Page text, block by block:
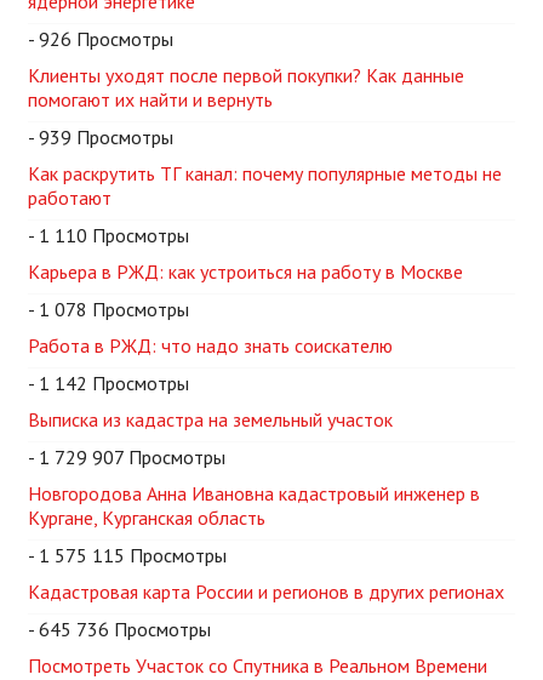
- 926 Просмотры
Клиенты уходят после первой покупки? Как данные
помогают их найти и вернуть
- 939 Просмотры
Как раскрутить ТГ канал: почему популярные методы не
работают
- 1 110 Просмотры
Карьера в РЖД: как устроиться на работу в Москве
- 1 078 Просмотры
Работа в РЖД: что надо знать соискателю
- 1 142 Просмотры
Выписка из кадастра на земельный участок
- 1 729 907 Просмотры
Новгородова Анна Ивановна кадастровый инженер в
Кургане, Курганская область
- 1 575 115 Просмотры
Кадастровая карта России и регионов в других регионах
- 645 736 Просмотры
Посмотреть Участок со Спутника в Реальном Времени